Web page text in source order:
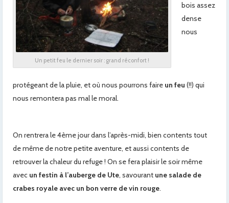
Un petit feu le dernier soir : grand réconfort !
bois assez
dense
nous
protégeant de la pluie, et où nous pourrons faire un feu (!!) qui
nous remontera pas mal le moral.
On rentrera le 4ème jour dans l’après-midi, bien contents tout
de même de notre petite aventure, et aussi contents de
retrouver la chaleur du refuge ! On se fera plaisir le soir même
avec un festin à l’auberge de Ute, savourant une salade de
crabes royale avec un bon verre de vin rouge.